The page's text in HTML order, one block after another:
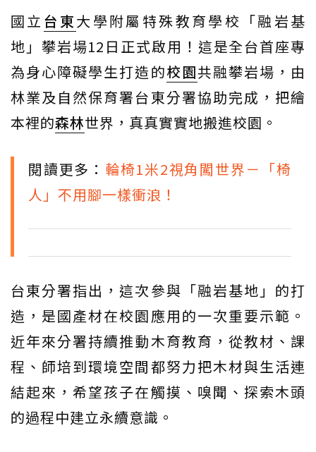
國立 台東大學附屬特殊教育學校「融岩基
地」攀岩場12日正式啟用！這是全台首座專
為身心障礙學生打造的校園共融攀岩場，由
林業及自然保育署台東分署協助完成，把繪
本裡的森林世界，真真實實地搬進校園。
閱讀更多： 輪椅1米2視角闖世界－「椅
人」不用腳一樣衝浪！
台東分署指出，這次參與「融岩基地」的打
造，是國產材在校園應用的一次重要示範。
近年來分署持續推動木育教育，從教材、課
程、師培到環境空間都努力把木材與生活連
結起來，希望孩子在觸摸、嗅聞、探索木頭
的過程中建立永續意識。